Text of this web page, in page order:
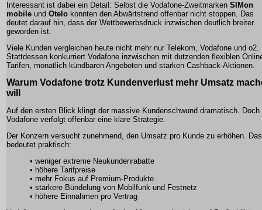
Interessant ist dabei ein Detail: Selbst die Vodafone-Zweitmarken SIMon
mobile und Otelo konnten den Abwärtstrend offenbar nicht stoppen. Das
deutet darauf hin, dass der Wettbewerbsdruck inzwischen deutlich breiter
geworden ist.
Viele Kunden vergleichen heute nicht mehr nur Telekom, Vodafone und o2.
Stattdessen konkurriert Vodafone inzwischen mit dutzenden flexiblen
Tarifen, monatlich kündbaren Angeboten und starken Cashback-Aktionen.
Warum Vodafone trotz Kundenverlust mehr Umsatz
will
Auf den ersten Blick klingt der massive Kundenschwund dramatisch. Doch
Vodafone verfolgt offenbar eine klare Strategie.
Der Konzern versucht zunehmend, den Umsatz pro Kunde zu erhöhen. Das
bedeutet praktisch:
• weniger extreme Neukundenrabatte
• höhere Tarifpreise
• mehr Fokus auf Premium-Produkte
• stärkere Bündelung von Mobilfunk und Festnetz
• höhere Einnahmen pro Vertrag